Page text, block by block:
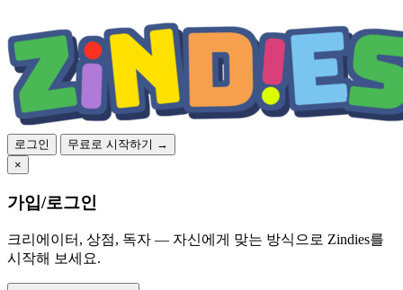
로그인
무료로 시작하기 →
×
가입/로그인
크리에이터, 상점, 독자 — 자신에게 맞는 방식으로 Zindies를
시작해 보세요.